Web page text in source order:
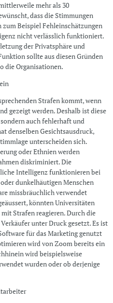
mehr als 30
dass die Stimmungen
zum Beispiel Fehleinschätzungen
nicht verlässlich funktioniert.
der Privatsphäre und
sollte aus diesen Gründen
die Organisationen.
Strafen kommt, wenn
gezeigt werden. Deshalb ist diese
auch fehlerhaft und
denselben Gesichtsausdruck,
unterscheiden sich.
oder Ethnien werden
diskriminiert. Die
Intelligenz funktionieren bei
dunkelhäutigen Menschen
missbräuchlich verwendet
könnten Universitäten
Strafen reagieren. Durch die
unter Druck gesetzt. Es ist
für das Marketing genutzt
wird von Zoom bereits ein
wird beispielsweise
wurden oder ob derjenige